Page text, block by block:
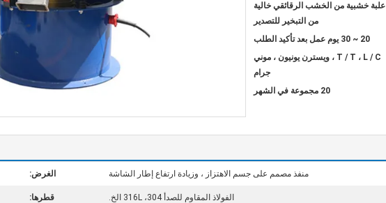
علبة خشبية من الخشب الرقائقي خالية
من التبخير للتصدير
20 ~ 30 يوم عمل بعد تأكيد الطلب
T / T ، L / C ، ويسترن يونيون ، موني
جرام
20 مجموعة في الشهر
منفذ مصمم على جسم الاهتزاز ، وزيادة ارتفاع إطار الشاشة الغرض:
الفولاذ المقاوم للصدأ 304، 316L الخ. قطرها: